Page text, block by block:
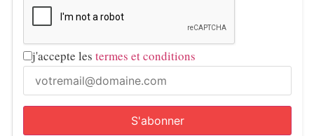
j'accepte les termes et conditions